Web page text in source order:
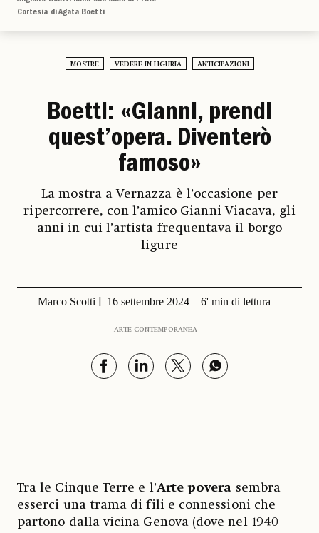
Cortesia di Agata Boetti
MOSTRE VEDERE IN LIGURIA ANTICIPAZIONI
Boetti: «Gianni, prendi
quest’opera. Diventerò
famoso»
La mostra a Vernazza è l’occasione per
ripercorrere, con l’amico Gianni Viacava, gli
anni in cui l’artista frequentava il borgo
ligure
Marco Scotti 16 settembre 2024 6' min di lettura
ARTE CONTEMPORANEA
Tra le Cinque Terre e l’Arte povera sembra
esserci una trama di fili e connessioni che
partono dalla vicina Genova (dove nel 1940